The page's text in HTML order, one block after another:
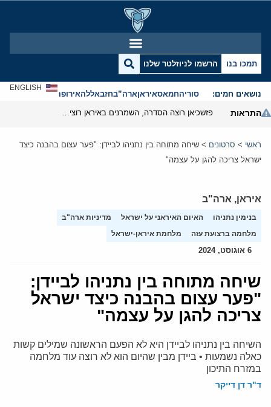
תמכו בנו הרשמו לניוזלטר שלנו
נושאים חמים: סוריהחמאסאיראןארה”בחזבאללהאירופהאנטישמיות
ENGLISH
התראות
ראשי > סרטונים > שיחה מתוחה בין נתניהו לביידן: "פער עצום בהבנה כיצד
ישראל צריכה להגן על עצמה"
איראן, ארה"ב
בנימין נתניהו האיום האיראני על ישראל
מדיניות ארה"ב
מלחמה ברצועת עזה
מלחמת איראן-ישראל
6 אוגוסט, 2024
שיחה מתוחה בין נתניהו לביידן:
"פער עצום בהבנה כיצד ישראל
צריכה להגן על עצמה"
השיחה בין נתניהו לביידן היא לא הפעם הראשונה שמילים קשות
כאלה נשמעות • ביידן מבין שהיום הוא לא רוצה עוד מלחמה
במזרח התיכון
ד"ר דן דייקר